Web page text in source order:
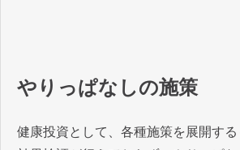
やりっぱなしの施策
健康投資として、各種施策を展開する